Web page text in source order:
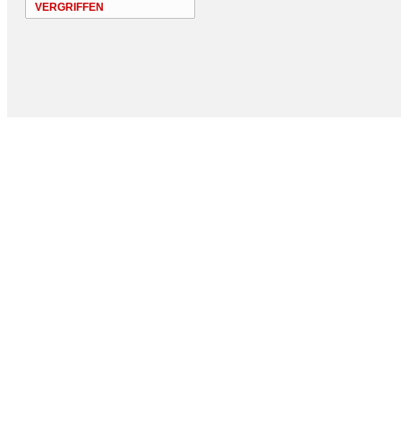
VERGRIFFEN